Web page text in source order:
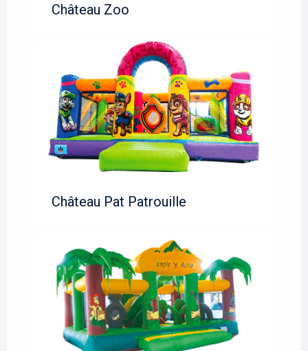
Château Zoo
Château Pat Patrouille